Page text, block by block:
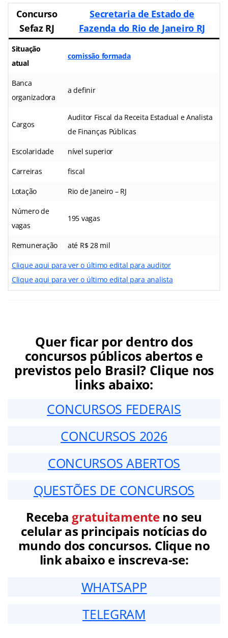
Concurso
Sefaz RJ
Secretaria de Estado de
Fazenda do Rio de Janeiro RJ
Situação
atual
comissão formada
Banca
organizadora
a definir
Cargos
Auditor Fiscal da Receita Estadual e Analista
de Finanças Públicas
Escolaridade nível superior
Carreiras fiscal
Lotação Rio de Janeiro – RJ
Número de
vagas
195 vagas
Remuneração até R$ 28 mil
Clique aqui para ver o último edital para auditor
Clique aqui para ver o último edital para analista
Quer ficar por dentro dos
concursos públicos abertos e
previstos pelo Brasil? Clique nos
links abaixo:
CONCURSOS FEDERAIS
CONCURSOS 2026
CONCURSOS ABERTOS
QUESTÕES DE CONCURSOS
Receba gratuitamenteno seu
celular as principais notícias do
mundo dos concursos. Clique no
link abaixo e inscreva-se:
WHATSAPP
TELEGRAM